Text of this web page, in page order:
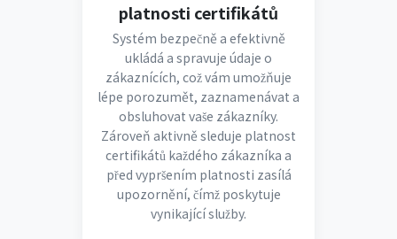
platnosti certifikátů
Systém bezpečně a efektivně
ukládá a spravuje údaje o
zákaznících, což vám umožňuje
lépe porozumět, zaznamenávat a
obsluhovat vaše zákazníky.
Zároveň aktivně sleduje platnost
certifikátů každého zákazníka a
před vypršením platnosti zasílá
upozornění, čímž poskytuje
vynikající služby.